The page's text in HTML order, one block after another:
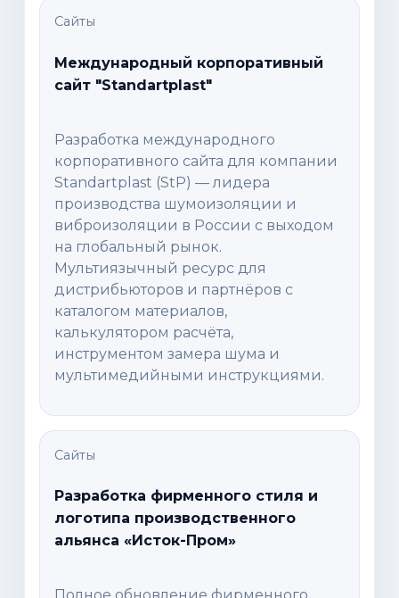
Сайты
Международный корпоративный
сайт "Standartplast"
Разработка международного
корпоративного сайта для компании
Standartplast (StP) — лидера
производства шумоизоляции и
виброизоляции в России с выходом
на глобальный рынок.
Мультиязычный ресурс для
дистрибьюторов и партнёров с
каталогом материалов,
калькулятором расчёта,
инструментом замера шума и
мультимедийными инструкциями.
Сайты
Разработка фирменного стиля и
логотипа производственного
альянса «Исток-Пром»